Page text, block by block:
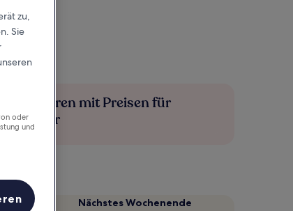
Mehr sparen mit Preisen für
Nächstes Wochenende
zu,
Sie
oder
und